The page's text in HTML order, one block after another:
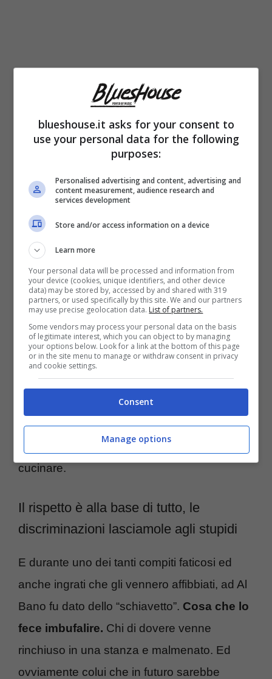
Per un periodo ‘artista di Cellino San Marco
aveva lavorato come imbianchino, ed il suo
stanza al pian terreno di un cantiere. La cosa
lo fece. Allora si rese necessario cambiare
lavoro.
Lui cercò quindi maggiore fortuna facendo il
cameriere, e puntando ad uno dei locali
frequentati dai protagonisti del mondo dello
spettacolo di allora. Prima di fare il cameriere
in realtà era stato incaricato di attirare i clienti
all’interno, poi venne messo a fare le pulizie.
Tutto questo gli aveva insegnato ad
approcciarsi meglio alla gente e persino a
cucinare.
Il rispetto è alla base di tutto, le
discriminazioni lasciamole agli stupidi
E durante uno dei tanti compiti faticosi ed
anche ingrati che gli vennero affibbiati, ad Al
Bano fu dato dello “schiavetto”. Cosa che lo
fece imbufalire. Chi di dovere venne
rinchiuso in una stanza e malmenato. Ed
ovviamente colui che in futuro sarebbe
blueshouse.it asks for your consent to
use your personal data for the following
purposes:
Personalised advertising and content, advertising and
content measurement, audience research and
services development
Store and/or access information on a device
Learn more
Your personal data will be processed and information from
your device (cookies, unique identifiers, and other device
data) may be stored by, accessed by and shared with 319
partners, or used specifically by this site. We and our partners
may use precise geolocation data. List of partners.
Some vendors may process your personal data on the basis
of legitimate interest, which you can object to by managing
your options below. Look for a link at the bottom of this page
or in the site menu to manage or withdraw consent in privacy
and cookie settings.
Consent
Manage options